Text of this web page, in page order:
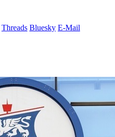
Threads Bluesky E-Mail